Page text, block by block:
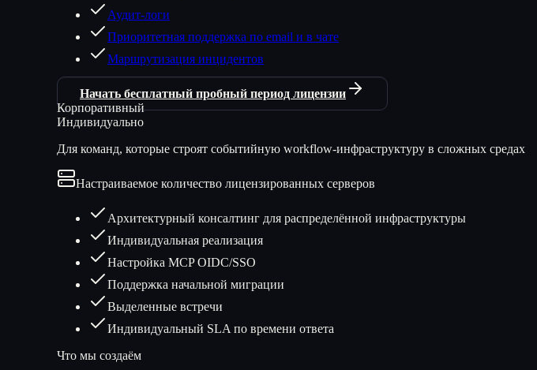
Аудит-логи
Приоритетная поддержка по email и в чате
Маршрутизация инцидентов
Начать бесплатный пробный период лицензии
Корпоративный
Индивидуально
Для команд, которые строят событийную workflow-инфраструктуру в сложных средах
Настраиваемое количество лицензированных серверов
Архитектурный консалтинг для распределённой инфраструктуры
Индивидуальная реализация
Настройка MCP OIDC/SSO
Поддержка начальной миграции
Выделенные встречи
Индивидуальный SLA по времени ответа
Что мы создаём